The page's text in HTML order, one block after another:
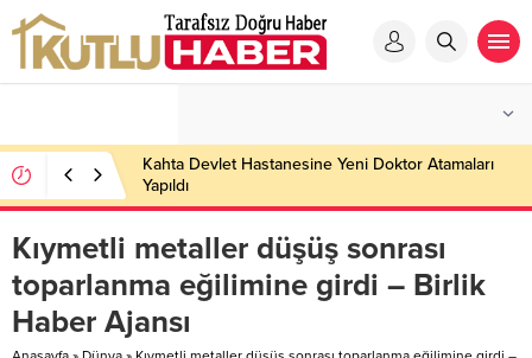
Kahta Devlet Hastanesine Yeni Doktor Atamaları
Yapıldı
Kıymetli metaller düşüş sonrası
toparlanma eğilimine girdi – Birlik
Haber Ajansı